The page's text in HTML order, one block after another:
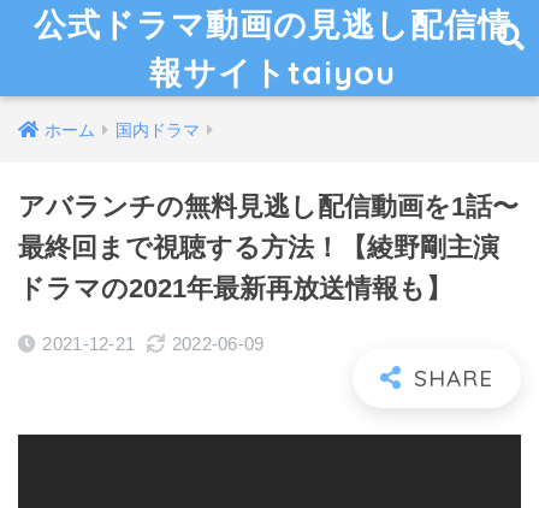
公式ドラマ動画の見逃し配信情
報サイトtaiyou
ホーム 国内ドラマ
アバランチの無料見逃し配信動画を1話〜
最終回まで視聴する方法！【綾野剛主演
ドラマの2021年最新再放送情報も】
2021-12-21 2022-06-09